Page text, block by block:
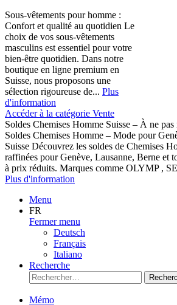
Sous-vêtements pour homme :
Confort et qualité au quotidien Le
choix de vos sous-vêtements
masculins est essentiel pour votre
bien-être quotidien. Dans notre
boutique en ligne premium en
Suisse, nous proposons une
sélection rigoureuse de... Plus
d'information
Accéder à la catégorie Vente
Soldes Chemises Homme Suisse – À ne pas
Soldes Chemises Homme – Mode pour
Suisse Découvrez les soldes de Chemises
raffinées pour Genève, Lausanne, Berne et
à prix réduits. Marques comme OLYMP ,
Plus d'information
Menu
FR
Fermer menu
Deutsch
Français
Italiano
Recherche
Mémo